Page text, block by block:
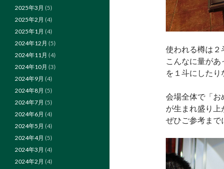
使われる樽は２
こんなに量が
を１斗にしたり
会場全体で「お
が生まれ盛り上
ぜひご参考まで
2025年3月 (5)
2025年2月 (4)
2025年1月 (4)
2024年12月 (5)
2024年11月 (4)
2024年10月 (3)
2024年9月 (4)
2024年8月 (5)
2024年7月 (5)
2024年6月 (4)
2024年5月 (4)
2024年4月 (5)
2024年3月 (4)
2024年2月 (4)